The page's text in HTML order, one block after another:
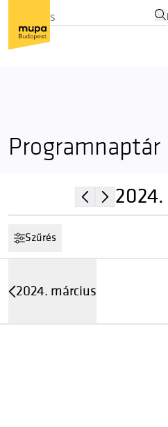
Programnaptár
2024.
Szűrés
2024. március